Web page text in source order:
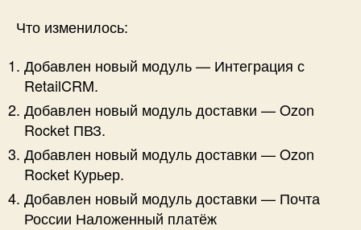
Что изменилось:
Добавлен новый модуль — Интеграция с
RetailCRM.
Добавлен новый модуль доставки — Ozon
Rocket ПВЗ.
Добавлен новый модуль доставки — Ozon
Rocket Курьер.
Добавлен новый модуль доставки — Почта
России Наложенный платёж